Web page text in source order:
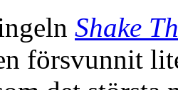
Shake
försvunnit